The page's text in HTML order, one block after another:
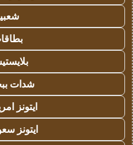
شدات
ايتونز
ايتونز